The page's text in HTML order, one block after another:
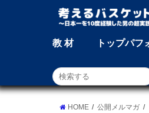
教 材 トップパフ
HOME 公開メルマガ